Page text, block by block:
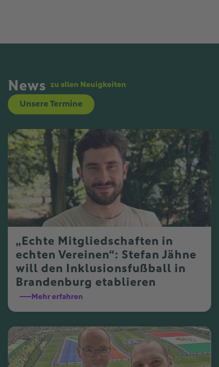
News zu allen Neuigkeiten
Unsere Termine
„Echte Mitgliedschaften in
echten Vereinen“: Stefan Jähne
will den Inklusionsfußball in
Brandenburg etablieren
Mehr erfahren